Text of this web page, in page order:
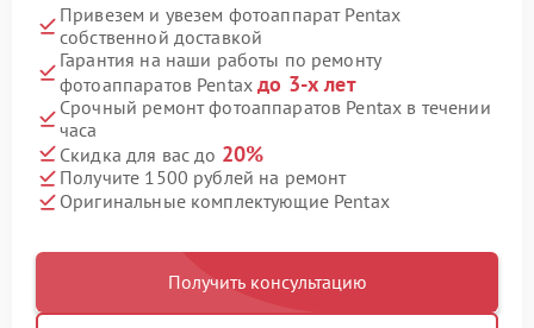
Привезем и увезем фотоаппарат Pentax
собственной доставкой
Гарантия на наши работы по ремонту
фотоаппаратов Pentaxдо 3-х лет
Срочный ремонт фотоаппаратов Pentax в течении
часа
Скидка для вас до 20%
Получите 1500 рублей на ремонт
Оригинальные комплектующие Pentax
Получить консультацию